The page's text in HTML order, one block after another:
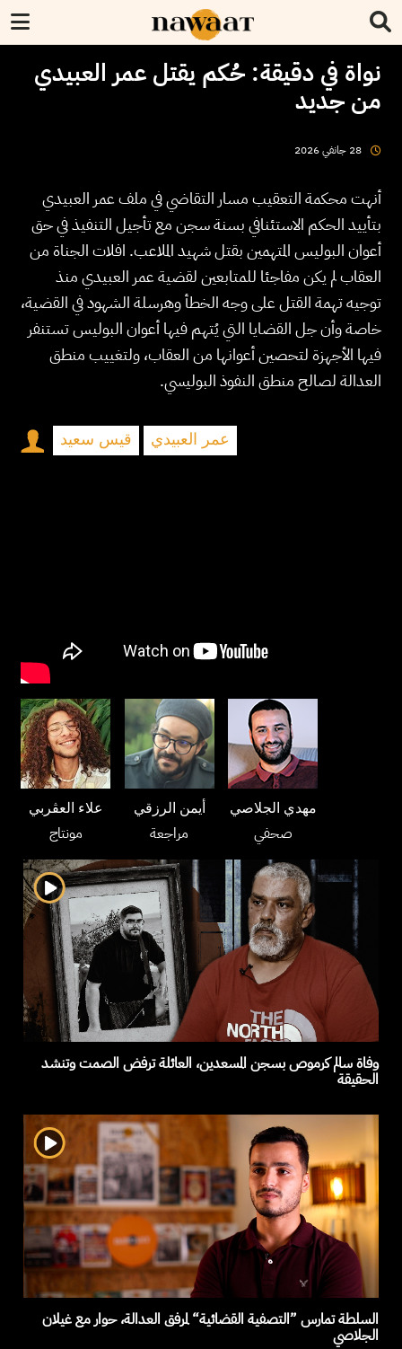
نواة في دقيقة: حُكم يقتل عمر العبيدي
من جديد
28 جانفي2026
أنهت محكمة التعقيب مسار التقاضي في ملف عمر العبيدي
بتأييد الحكم الاستئنافي بسنة سجن مع تأجيل التنفيذ في حق
أعوان البوليس المتهمين بقتل شهيد الملاعب. افلات الجناة من
العقاب لم يكن مفاجئا للمتابعين لقضية عمر العبيدي منذ
توجيه تهمة القتل على وجه الخطأ وهرسلة الشهود في القضية،
خاصة وأن جل القضايا التي يُتهم فيها أعوان البوليس تستنفر
فيها الأجهزة لتحصين أعوانها من العقاب، ولتغييب منطق
العدالة لصالح منطق النفوذ البوليسي.
قيس سعيد عمر العبيدي
علاء العڤربي
مونتاج
أيمن الرزقي
مراجعة
مهدي الجلاصي
صحفي
وفاة سالم كرموص بسجن المسعدين، العائلة ترفض الصمت وتنشد
الحقيقة
السلطة تمارس ”التصفية القضائية“ لمرفق العدالة، حوار مع غيلان
الجلاصي